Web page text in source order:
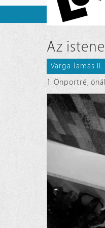
Az
Varga Tamás II.
1. Önportré,